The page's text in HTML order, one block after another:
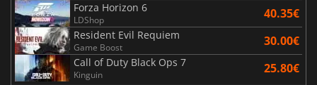
Forza Horizon 6
LDShop 40.35€
Resident Evil Requiem
Game Boost 30.00€
Call of Duty Black Ops 7
Kinguin 25.80€